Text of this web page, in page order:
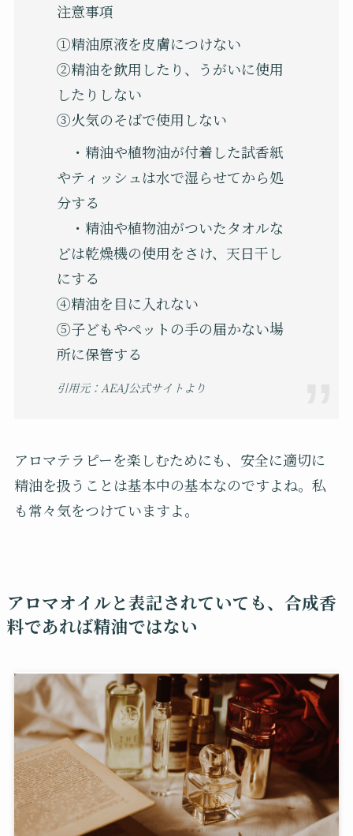
注意事項
①精油原液を皮膚につけない
②精油を飲用したり、うがいに使用
したりしない
③火気のそばで使用しない
・精油や植物油が付着した試香紙
やティッシュは水で湿らせてから処
分する
・精油や植物油がついたタオルな
どは乾燥機の使用をさけ、天日干し
にする
④精油を目に入れない
⑤子どもやペットの手の届かない場
所に保管する
引用元：AEAJ公式サイトより
アロマテラピーを楽しむためにも、安全に適切に
精油を扱うことは基本中の基本なのですよね。私
も常々気をつけていますよ。
アロマオイルと表記されていても、合成香
料であれば精油ではない